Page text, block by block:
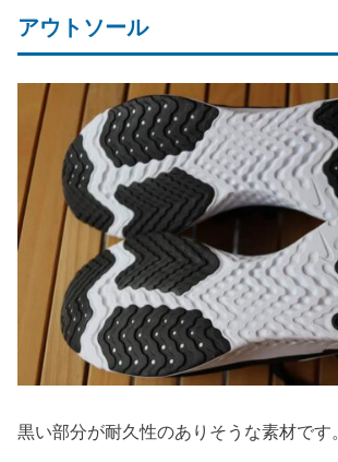
アウトソール
黒い部分が耐久性のありそうな素材です